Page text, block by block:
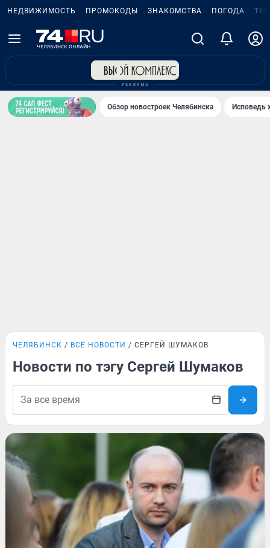
НЕДВИЖИМОСТЬ ПРОМОКОДЫ ЗНАКОМСТВА ПОГОДА
Обзор новостроек Челябинска Исповедь
ЧЕЛЯБИНСК ВСЕ НОВОСТИ СЕРГЕЙ ШУМАКОВ
Новости по тэгу Сергей Шумаков